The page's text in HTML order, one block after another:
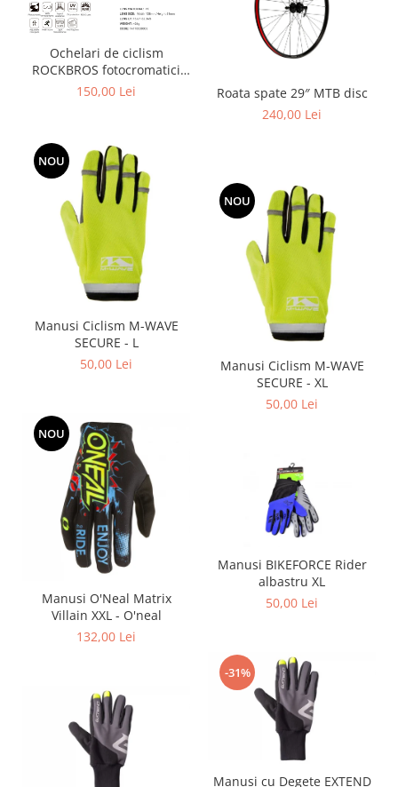
Ochelari de ciclism
ROCKBROS fotocromatici
anti-aburire UV400 reglabili
150,00 Lei
Roata spate 29″ MTB disc
240,00 Lei
NOU
Manusi Ciclism M-WAVE
SECURE - L
50,00 Lei
NOU
Manusi Ciclism M-WAVE
SECURE - XL
50,00 Lei
NOU
Manusi O'Neal Matrix
Villain XXL - O'neal
132,00 Lei
Manusi BIKEFORCE Rider
albastru XL
50,00 Lei
-31%
Manusi cu Degete EXTEND